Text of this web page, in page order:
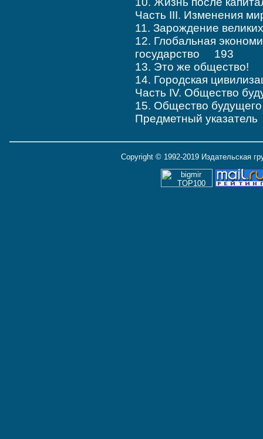
Часть III. Изменения
11. Зарождение
12. Глобальная
государство 193
13. Это же общество!
14. Городская
Часть IV. Общество
15. Общество
Предметный
Copyright © 1992-2019 Издательская